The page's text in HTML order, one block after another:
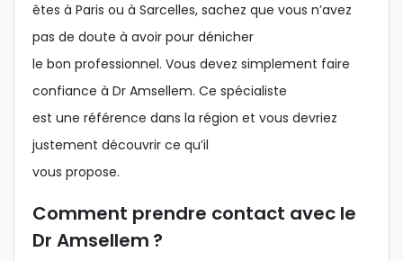
êtes à Paris ou à Sarcelles, sachez que vous n’avez
pas de doute à avoir pour dénicher
le bon professionnel. Vous devez simplement faire
confiance à Dr Amsellem. Ce spécialiste
est une référence dans la région et vous devriez
justement découvrir ce qu’il
vous propose.
Comment prendre contact avec le
Dr Amsellem ?